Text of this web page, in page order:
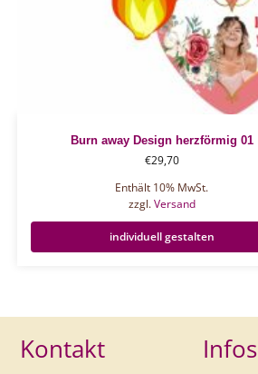
Burn away Design herzförmig 01
€29,70
Enthält 10% MwSt.
zzgl.Versand
individuell gestalten
Kontakt Infos